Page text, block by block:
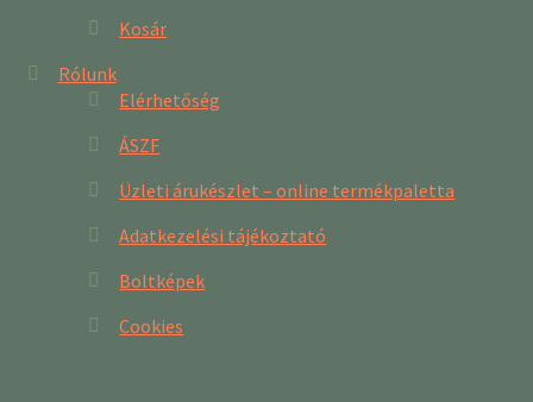
Kosár
Rólunk
Elérhetőség
ÁSZF
Üzleti árukészlet – online termékpaletta
Adatkezelési tájékoztató
Boltképek
Cookies